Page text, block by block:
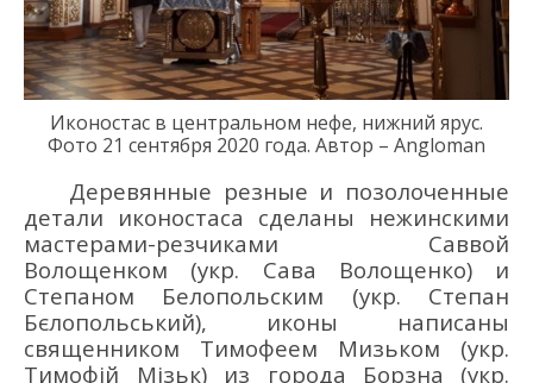
Иконостас в центральном нефе, нижний ярус.
Фото 21 сентября 2020 года. Автор – Angloman
Деревянные резные и позолоченные
детали иконостаса сделаны нежинскими
мастерами-резчиками Саввой
Волощенком (укр. Сава Волощенко) и
Степаном Белопольским (укр. Степан
Бєлопольський), иконы написаны
священником Тимофеем Мизьком (укр.
Тимофій Мізьк) из города Борзна (укр.